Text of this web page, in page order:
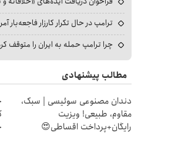
ترامپ در حال تکرار کارزار فاجعه‌بار
چرا ترامپ حمله به ایران را متوقف
مطالب پیشنهادی
دندان مصنوعی سوئیسی | سبک،
مقاوم، طبیعی! ویزیت
رایگان+پرداخت اقساطی😍